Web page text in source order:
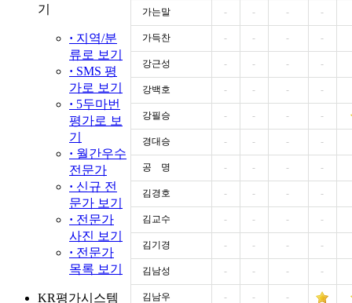
기
· 지역/분
류로 보기
· SMS 평
가로 보기
· 5두마번
평가로 보
기
· 월간우수
전문가
· 신규 전
문가 보기
· 전문가
사진 보기
· 전문가
목록 보기
KR평가시스템
가는말 - - - -
가득찬 - - - -
강근성 - - - -
강백호 - - - -
강필승 - - - -
경대승 - - - -
공 명 - - - -
김경호 - - - -
김교수 - - - -
김기경 - - - -
김남성 - - - -
김남우 - - -